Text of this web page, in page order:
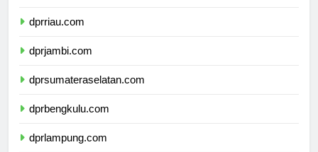
dprriau.com
dprjambi.com
dprsumateraselatan.com
dprbengkulu.com
dprlampung.com